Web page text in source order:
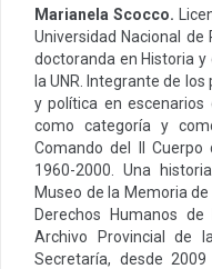
Marianela Scocco.
Universidad Nacional de
doctoranda en Historia
la UNR. Integrante de
y política en escenarios
como categoría y
Comando del II
1960-2000. Una
Museo de la Memoria
Derechos Humanos
Archivo Provincial de
Secretaría, desde